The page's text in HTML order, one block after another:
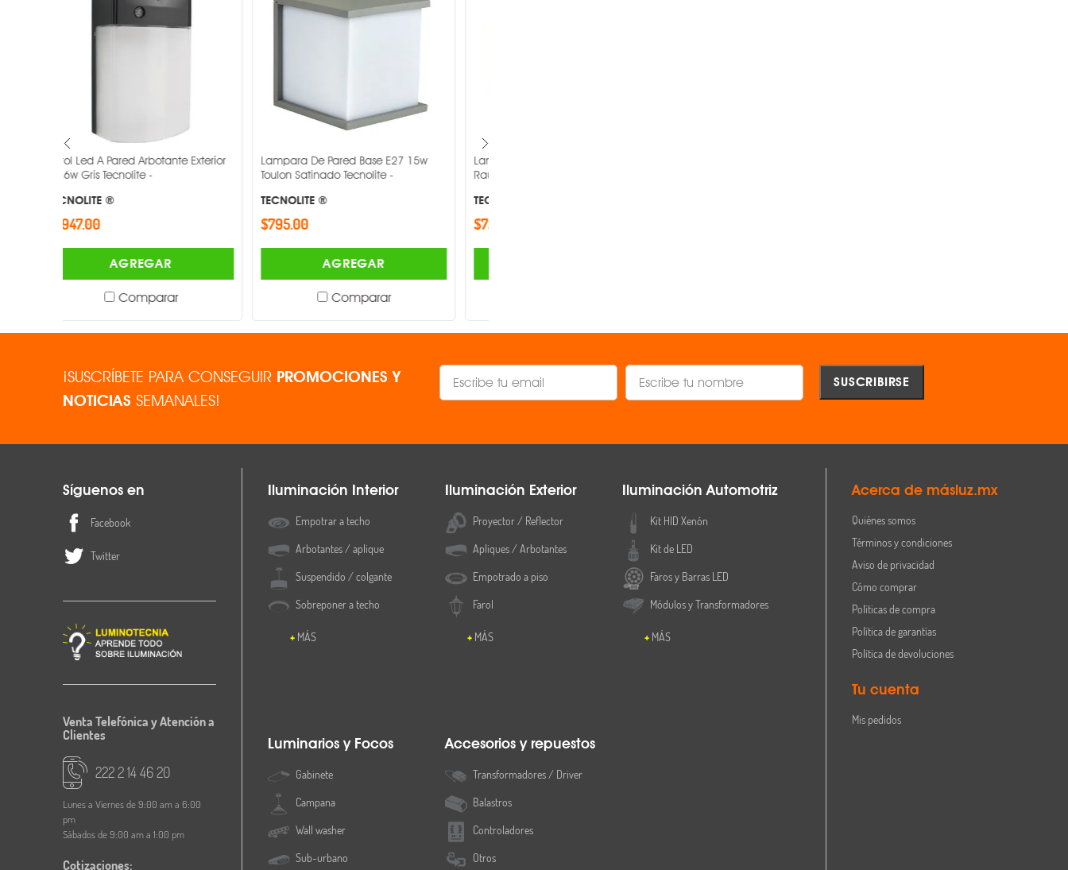
Rango de tensión
Potencia nominal
Corriente de operación
Temperatura de color
IRC
Frecuencia de operación 50/60Hz
termoplástico resistente a la corrosión
Blanco
Grado de Protección IP IP65
Apertura en plafón
Lampara De Pared Base E27 15w
Toulon Satinado Tecnolite -
TECNOLITE ®
$795.00
AGREGAR
Comparar
Lampara De Pared Base E27 15w
Rauch Antracita Tecnolite -
TECNOLITE ®
$725.00
AGREGAR
Comparar
¡SUSCRÍBETE PARA CONSEGUIR PROMOCIONES Y
NOTICIAS SEMANALES!
Síguenos en
Facebook
Twitter
Venta Telefónica y Atención a
Clientes
222 2 14 46 20
Lunes a Viernes de 9:00 am a 6:00
pm
Sábados de 9:00 am a 1:00 pm
Cotizaciones:
Iluminación Interior
Empotrar a techo
Arbotantes / aplique
Suspendido / colgante
Sobreponer a techo
MÁS
Iluminación Exterior
Proyector / Reflector
Apliques / Arbotantes
Empotrado a piso
Farol
MÁS
Iluminación Automotriz
Kit HID Xenón
Kit de LED
Faros y Barras LED
Módulos y Transformadores
MÁS
Luminarios y Focos
Gabinete
Campana
Wall washer
Sub-urbano
Accesorios y repuestos
Transformadores / Driver
Balastros
Controladores
Otros
Acerca de másluz.mx
Quiénes somos
Términos y condiciones
Aviso de privacidad
Cómo comprar
Políticas de compra
Política de garantías
Política de devoluciones
Tu cuenta
Mis pedidos